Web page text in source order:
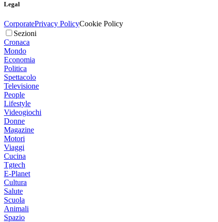
Legal
CorporatePrivacy PolicyCookie Policy
Sezioni
Cronaca
Mondo
Economia
Politica
Spettacolo
Televisione
People
Lifestyle
Videogiochi
Donne
Magazine
Motori
Viaggi
Cucina
Tgtech
E-Planet
Cultura
Salute
Scuola
Animali
Spazio